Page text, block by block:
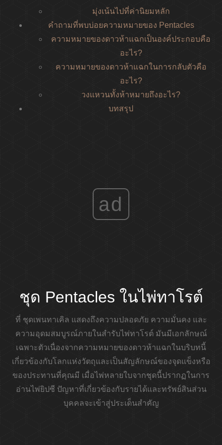
มุ่งเน้นไปที่ค่านิยมหลัก
คำถามที่พบบ่อยความหมายของ Pentacles
ความหมายของดาวห้าแฉกเป็นองค์ประกอบคือ
อะไร?
ความหมายของดาวห้าแฉกในการกลับตัวคือ
อะไร?
วงแหวนทั้งห้าหมายถึงอะไร?
บทสรุป
ad
ชุด Pentacles ในไพ่ทาโรต์
ที่ ชุดเพนทาเคิล แสดงถึงความปลอดภัย ความมั่นคง และ
ความอุดมสมบูรณ์ภายในสำรับไพ่ทาโรต์ มันมีเอกลักษณ์
เฉพาะตัวเนื่องจากความหมายของดาวห้าแฉกในบริบทนี้
เกี่ยวข้องกับโลกแห่งวัตถุและเป็นสัญลักษณ์ของจุดแข็งหรือ
ของประทานที่คุณมี เมื่อไพ่หลายใบจากชุดนี้ปรากฏในการ
อ่านไพ่ยิปซี ปัญหาที่เกี่ยวข้องกับรายได้และทรัพย์สินส่วน
บุคคลจะเข้าสู่ประเด็นสำคัญ